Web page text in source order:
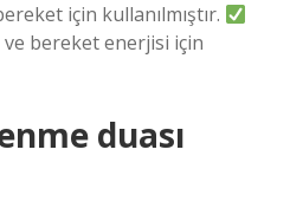
için kullanılmıştır.
bereket enerjisi için
duası